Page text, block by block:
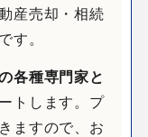
産売却・相続
す。
各種専門家と
トします。プ
ますので、お